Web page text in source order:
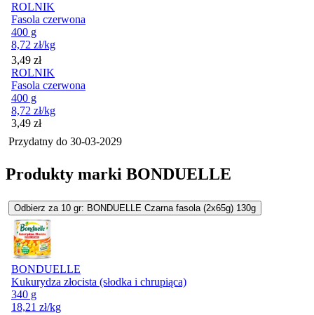
ROLNIK
Fasola czerwona
400 g
8,72 zł/kg
Cena
3,49 zł
ROLNIK
Fasola czerwona
400 g
8,72 zł/kg
Cena
3,49 zł
Przydatny do 30-03-2029
Produkty marki BONDUELLE
Odbierz za 10 gr: BONDUELLE Czarna fasola (2x65g) 130g
BONDUELLE
Kukurydza złocista (słodka i chrupiąca)
340 g
18,21 zł/kg